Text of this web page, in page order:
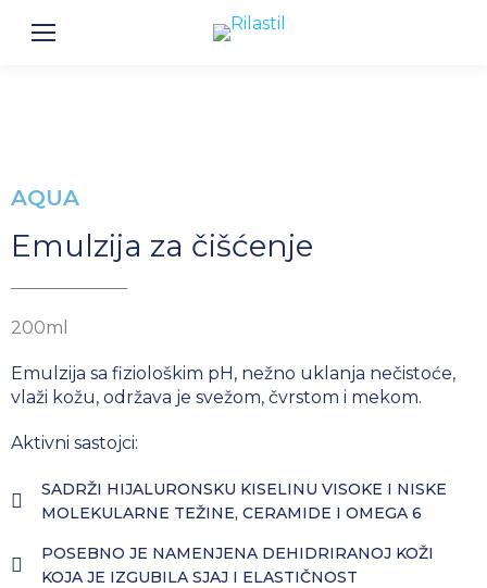
AQUA
Emulzija za čišćenje
200ml
Emulzija sa fiziološkim pH, nežno uklanja nečistoće,
vlaži kožu, održava je svežom, čvrstom i mekom.
Aktivni sastojci:
SADRŽI HIJALURONSKU KISELINU VISOKE I NISKE
MOLEKULARNE TEŽINE, CERAMIDE I OMEGA 6
POSEBNO JE NAMENJENA DEHIDRIRANOJ KOŽI
KOJA JE IZGUBILA SJAJ I ELASTIČNOST